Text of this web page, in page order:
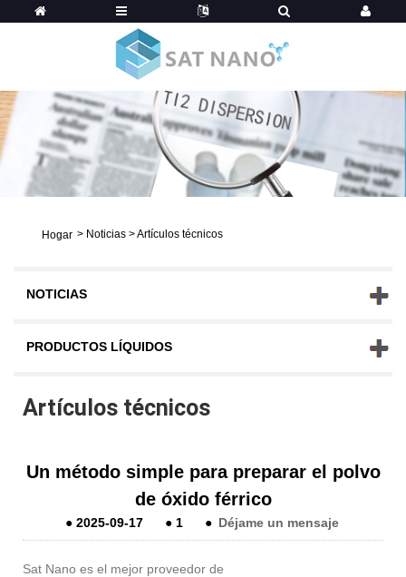
Hogar > Noticias >Artículos técnicos
NOTICIAS
PRODUCTOS LÍQUIDOS
Artículos técnicos
Un método simple para preparar el polvo
de óxido férrico
● 2025-09-17 ● 1 ● Déjame un mensaje
Sat Nano es el mejor proveedor de